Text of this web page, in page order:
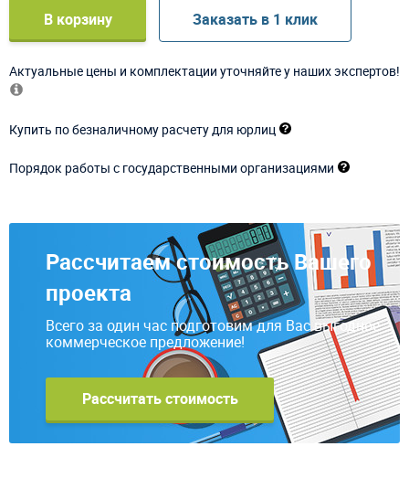
В корзину Заказать в 1 клик
Актуальные цены и комплектации уточняйте у наших экспертов!
Купить по безналичному расчету для юрлиц
Порядок работы с государственными организациями
Рассчитаем стоимость Вашего
проекта
Всего за один час подготовим для Вас выгодное
коммерческое предложение!
Рассчитать стоимость